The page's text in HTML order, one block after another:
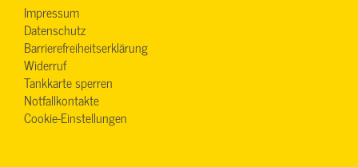
Impressum
Datenschutz
Barrierefreiheitserklärung
Widerruf
Tankkarte sperren
Notfallkontakte
Cookie-Einstellungen